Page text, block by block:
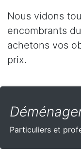
Nous vidons
encombrants
achetons vos
prix.
Particuliers et